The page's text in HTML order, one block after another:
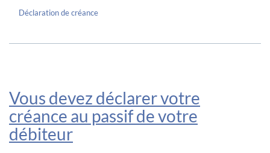
Déclaration de créance
Vous devez déclarer votre
créance au passif de votre
débiteur